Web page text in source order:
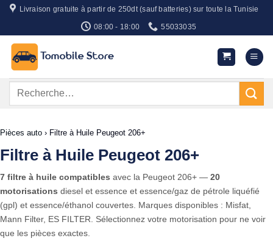
Passer
contenu
Livraison gratuite à partir de 250dt (sauf batteries) sur toute la Tunisie
08:00 - 18:00 55033035
Recherche
Pièces auto › Filtre à Huile Peugeot 206+
Filtre à Huile Peugeot 206+
7 filtre à huile compatibles avec la Peugeot 206+ — 20
motorisations diesel et essence et essence/gaz de pétrole liquéfié
(gpl) et essence/éthanol couvertes. Marques disponibles : Misfat,
Mann Filter, ES FILTER. Sélectionnez votre motorisation pour ne voir
que les pièces exactes.